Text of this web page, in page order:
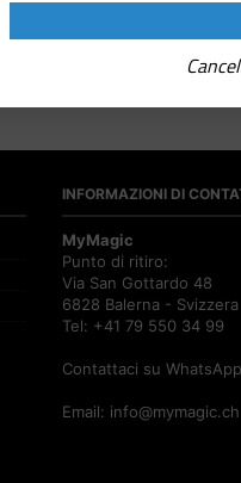
INFORMAZIONI DI
MyMagic
Punto di ritiro:
Via San Gottardo 48
6828 Balerna - Svizzera
Tel: +41 79 550 34 99
Contattaci su WhatsApp
Email: info@mymagic.ch